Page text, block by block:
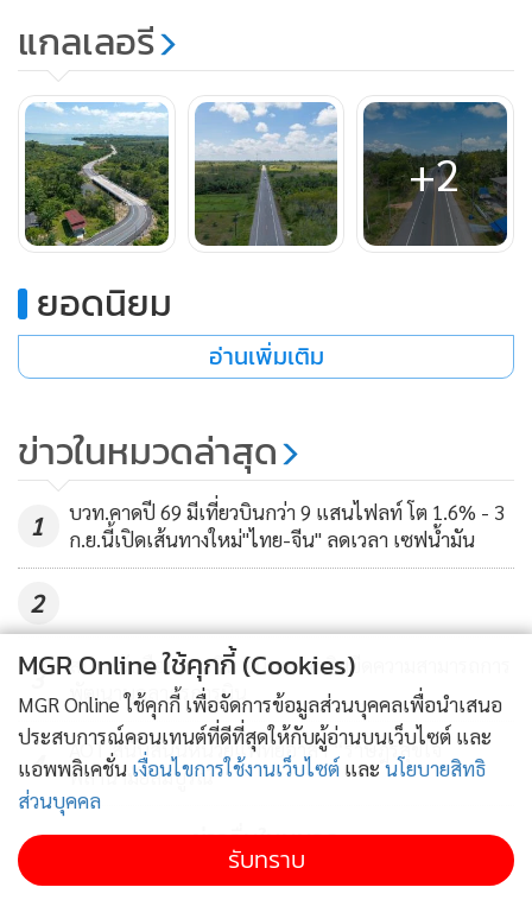
อำเภอเขาชัยสน จังหวัดพัทลุง รวมระยะทาง 13.800 กิโลเมตร
ก่อสร้างเป็นถนนแอสฟัลติกคอนกรีต ขนาด 2 ช่องจราจร ไป-
กลับ ผิวจราจรกว้างข้างละ 3.5 เมตร ไหล่ทางข้างละ 1-2.5 เมตร
พร้อมก่อสร้างสะพานคอนกรีตเสริมเหล็ก จำนวน 13 แห่ง
ก่อสร้างจุดพักรถ จุดชมทัศนียภาพ ระบบระบายน้ำ ระบบไฟฟ้า
แสงสว่าง ตลอดจนการติดตั้งเครื่องหมายจราจร สิ่งอำนวยความ
ปลอดภัย โดยใช้งบประมาณในการก่อสร้างรวม 164.750 ล้าน
โครงการมีเป้าหมายเพื่อพัฒนาเส้นทางสู่แหล่งท่องเที่ยวเชื่อมโยง
ชุมชนท้องถิ่น ส่งเสริมการท่องเที่ยวธรรมชาติแถบลุ่มน้ำ
ทะเลสาบสงขลาอย่างยั่งยืน ช่วยยกระดับโครงสร้างพื้นฐานด้าน
คมนาคมให้มีประสิทธิภาพ รวมถึงช่วยเพิ่มศักยภาพระบบการ
ขนส่งสินค้าเข้าสู่ท่าเรือน้ำลึกจังหวัดสงขลาและจังหวัดสตูลใน
แกลเลอรี
+2
ยอดนิยม
อ่านเพิ่มเติม
ข่าวในหมวดล่าสุด
1
บวท.คาดปี 69 มีเที่ยวบินกว่า 9 แสนไฟลท์ โต 1.6% - 3
ก.ย.นี้เปิดเส้นทางใหม่"ไทย-จีน" ลดเวลา เซฟน้ำมัน
2
3
สบพ. จับมือสนามบิน อินชอน เสริมขีดความสามารถการ
พัฒนาบุคลากรการบิน
4
AOT สนับสนุนหน่วยแพทย์อาสา “ราษฎรสุขใจ
พลานามัยสมบูรณ์ “
ข่าวอื่นในหมวด
MGR Online ใช้คุกกี้ (Cookies)
MGR Online ใช้คุกกี้ เพื่อจัดการข้อมูลส่วนบุคคลเพื่อนำเสนอ
ประสบการณ์คอนเทนต์ที่ดีที่สุดให้กับผู้อ่านบนเว็บไซต์ และ
แอพพลิเคชั่น เงื่อนไขการใช้งานเว็บไซต์ และ นโยบายสิทธิ
ส่วนบุคคล
รับทราบ